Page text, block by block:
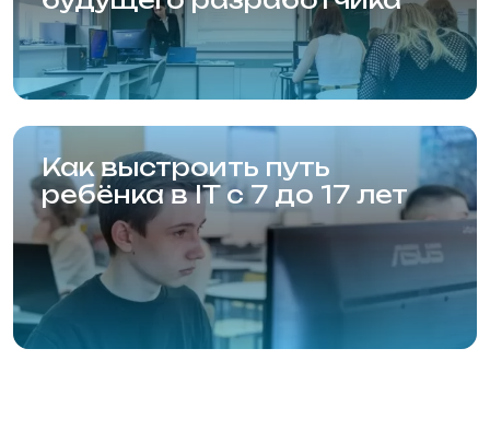
© 2001—2024, НАИТ.
Л035-01199-54/01083384
Мы используем файлы cookie. Продолжая
этим в соответствии с условиями, указанными